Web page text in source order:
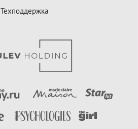
Техподдержка